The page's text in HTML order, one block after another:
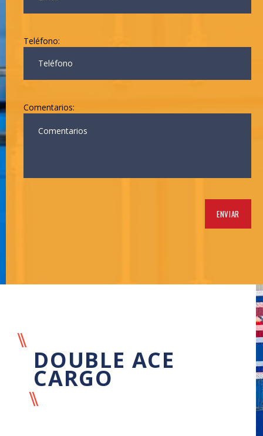
Teléfono:
Comentarios:
DOUBLE ACE
CARGO